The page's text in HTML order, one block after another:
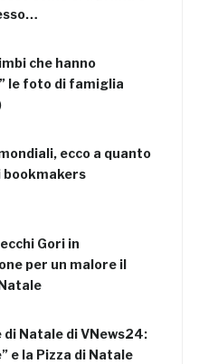
che hanno
le foto di famiglia
ecco a quanto
bookmakers
Gori in
per un malore il
Natale di VNews24:
e la Pizza di Natale